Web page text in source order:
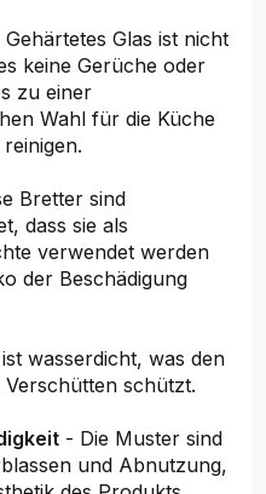
Gehärtetes Glas ist nicht
keine Gerüche oder
zu einer
Wahl für die Küche
Bretter sind
dass sie als
verwendet werden
der Beschädigung
wasserdicht, was den
schützt.
- Die Muster sind
und Abnutzung,